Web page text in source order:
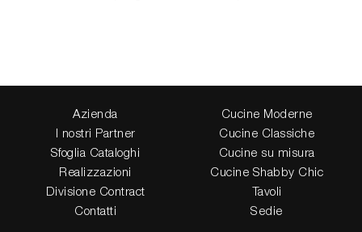
Azienda
I nostri Partner
Sfoglia Cataloghi
Realizzazioni
Divisione Contract
Contatti
Cucine Moderne
Cucine Classiche
Cucine su misura
Cucine Shabby Chic
Tavoli
Sedie